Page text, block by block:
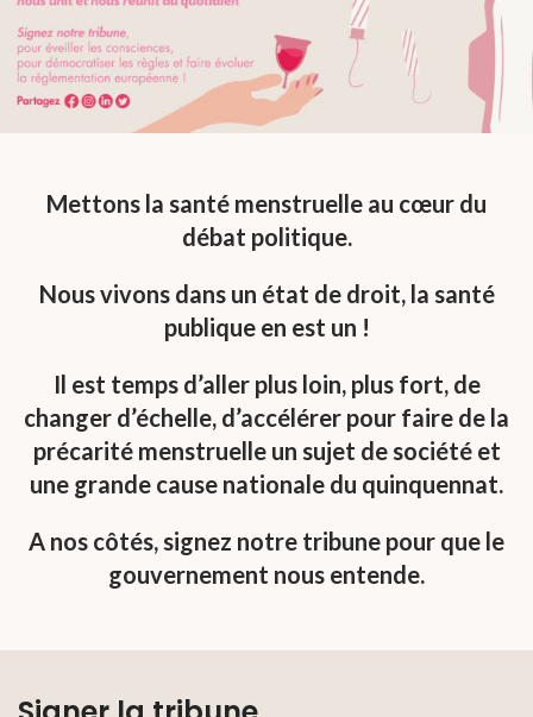
Mettons la santé menstruelle au cœur du
débat politique.
Nous vivons dans un état de droit, la santé
publique en est un !
Il est temps d’aller plus loin, plus fort, de
changer d’échelle, d’accélérer pour faire de la
précarité menstruelle un sujet de société et
une grande cause nationale du quinquennat.
A nos côtés, signez notre tribune pour que le
gouvernement nous entende.